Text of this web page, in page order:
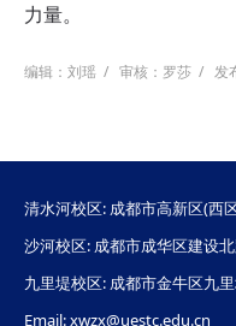
力量。
编辑：刘瑶 / 审核：罗莎 / 发
清水河校区: 成都市高新区(西
沙河校区: 成都市成华区建设
九里堤校区: 成都市金牛区九
Email: xwzx@uestc.edu.cn